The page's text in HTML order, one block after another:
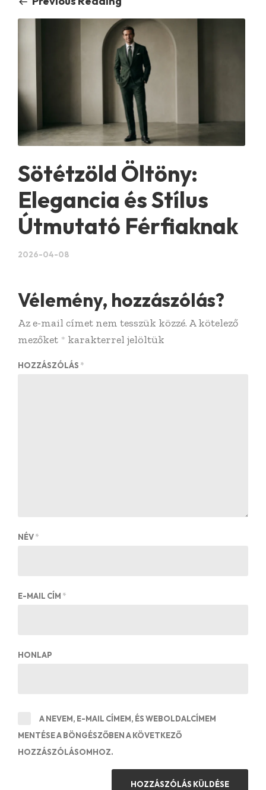
Sötétzöld Öltöny:
Elegancia és Stílus
Útmutató Férfiaknak
2026-04-08
Vélemény, hozzászólás?
Az e-mail címet nem tesszük közzé. A kötelező
mezőket * karakterrel jelöltük
HOZZÁSZÓLÁS *
NÉV*
E-MAIL CÍM *
HONLAP
A NEVEM, E-MAIL CÍMEM, ÉS WEBOLDALCÍMEM
MENTÉSE A BÖNGÉSZŐBEN A KÖVETKEZŐ
HOZZÁSZÓLÁSOMHOZ.